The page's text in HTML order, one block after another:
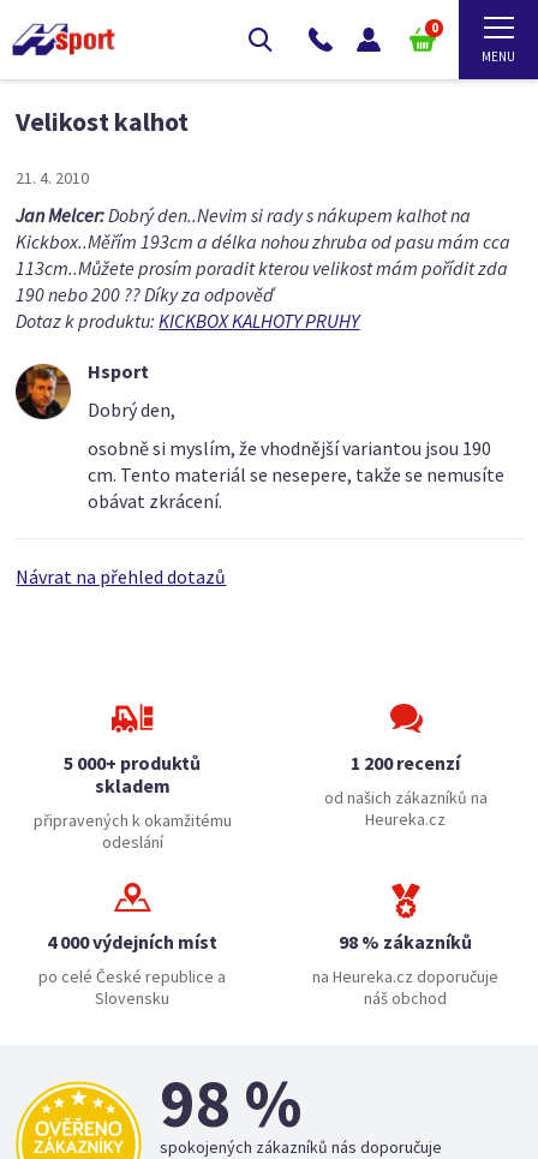
0
Velikost kalhot
21. 4. 2010
Jan Melcer:Dobrý den..Nevim si rady s nákupem kalhot na
Kickbox..Měřím 193cm a délka nohou zhruba od pasu mám cca
113cm..Můžete prosím poradit kterou velikost mám pořídit zda
190 nebo 200 ?? Díky za odpověď
Dotaz k produktu:KICKBOX KALHOTY PRUHY
Hsport
Dobrý den,
osobně si myslím, že vhodnější variantou jsou 190
cm. Tento materiál se nesepere, takže se nemusíte
obávat zkrácení.
Návrat na přehled dotazů
5 000+ produktů
skladem
připravených k okamžitému
odeslání
1 200 recenzí
od našich zákazníků na
Heureka.cz
4 000 výdejních míst
po celé České republice a
Slovensku
98 % zákazníků
na Heureka.cz doporučuje
náš obchod
98 %
spokojených zákazníků nás doporučuje